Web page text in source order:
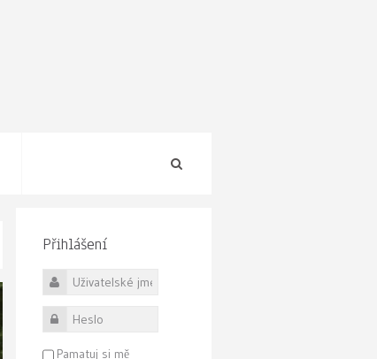
Přihlášení
Uživatelské jméno
Heslo
Pamatuj si mě